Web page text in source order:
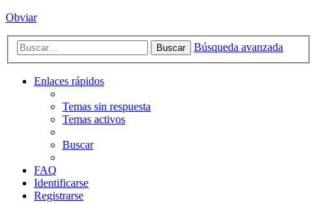
Obviar
Buscar Búsqueda avanzada
Enlaces rápidos
Temas sin respuesta
Temas activos
Buscar
FAQ
Identificarse
Registrarse